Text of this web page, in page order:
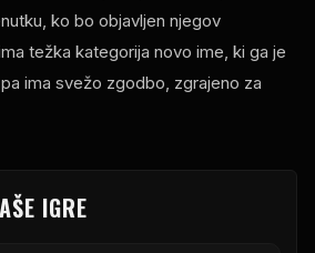
ko bo objavljen njegov
težka kategorija novo ime, ki ga je
ima svežo zgodbo, zgrajeno za
IGRE